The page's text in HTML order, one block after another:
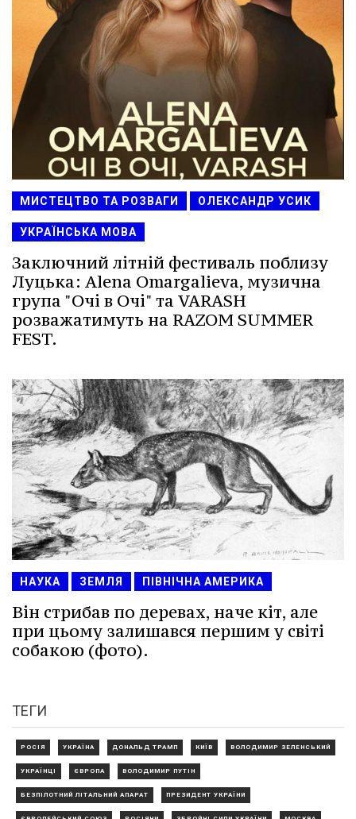
МИСТЕЦТВО ТА РОЗВАГИ ОЛЕКСАНДР УСИК
УКРАЇНСЬКА МОВА
Заключний літній фестиваль поблизу
Луцька: Alena Omargalieva, музична
група "Очі в Очі" та VARASH
розважатимуть на RAZOM SUMMER
FEST.
НАУКА ЗЕМЛЯ ПІВНІЧНА АМЕРИКА
Він стрибав по деревах, наче кіт, але
при цьому залишався першим у світі
собакою (фото).
ТЕГИ
РОСІЯ УКРАЇНА ДОНАЛЬД ТРАМП КИЇВ ВОЛОДИМИР ЗЕЛЕНСЬКИЙ
УКРАЇНЦІ ЄВРОПА ВОЛОДИМИР ПУТІН
БЕЗПІЛОТНИЙ ЛІТАЛЬНИЙ АПАРАТ ПРЕЗИДЕНТ УКРАЇНИ